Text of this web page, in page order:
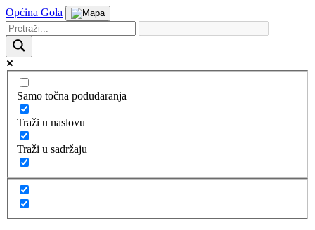
Općina Gola
Samo točna podudaranja
Traži u naslovu
Traži u sadržaju